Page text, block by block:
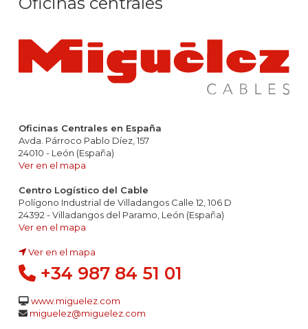
Oficinas Centrales en España
Avda. Párroco Pablo Díez, 157
24010 - León (España)
Ver en el mapa
Centro Logístico del Cable
Polígono Industrial de Villadangos Calle 12, 106 D
24392 - Villadangos del Paramo, León (España)
Ver en el mapa
Ver en el mapa
+34 987 84 51 01
www.miguelez.com
miguelez@miguelez.com